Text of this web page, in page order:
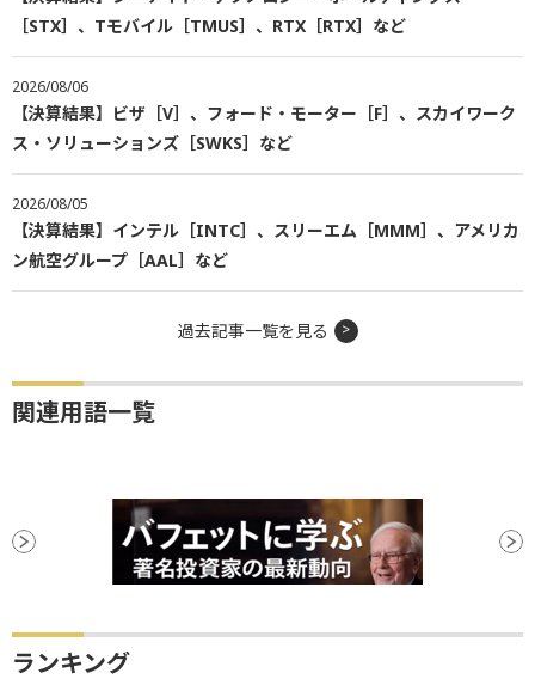
［STX］、Tモバイル［TMUS］、RTX［RTX］など
2026/08/06
【決算結果】ビザ［V］、フォード・モーター［F］、スカイワーク
ス・ソリューションズ［SWKS］など
2026/08/05
【決算結果】インテル［INTC］、スリーエム［MMM］、アメリカ
ン航空グループ［AAL］など
過去記事一覧を見る
関連用語一覧
ランキング